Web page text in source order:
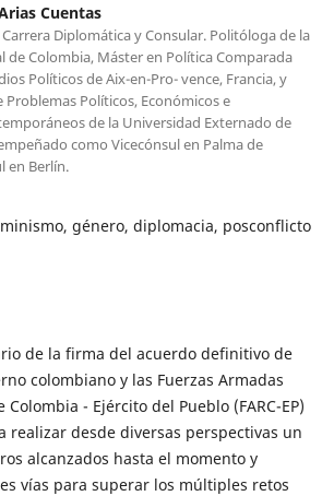
Cuentas
Diplomática y Consular. Politóloga de la
de Colombia, Máster en Política Comparada
Políticos de Aix-en-Pro- vence, Francia, y
Problemas Políticos, Económicos e
de la Universidad Externado de
como Vicecónsul en Palma de
en Berlín.
género, diplomacia, posconflicto
de la firma del acuerdo definitivo de
colombiano y las Fuerzas Armadas
Colombia - Ejército del Pueblo (FARC-EP)
realizar desde diversas perspectivas un
alcanzados hasta el momento y
vías para superar los múltiples retos